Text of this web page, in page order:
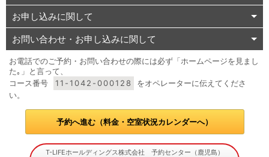
お申し込みに関して
お問い合わせ・お申し込みに関して
お電話でのご予約・お問い合わせの際には必ず「ホームページを見まし
た｡」と言って、
コース番号
11-1042-000128
をオペレーターに伝えてくださ
い。
予約へ進む（料金・空室状況カレンダーへ）
T-LIFEホールディングス株式会社 予約センター（鹿児島）